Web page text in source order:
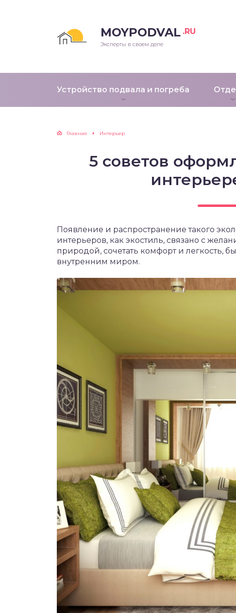
MOYPODVAL .RU
Эксперты в своем деле
Устройство подвала и погреба
Главная Интерьер
5 советов
Появление и распространение такого
интерьеров, как экостиль, связано с
природой, сочетать комфорт и легкость,
внутренним миром.